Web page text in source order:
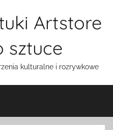
Artstore
sztuce
kulturalne i rozrywkowe